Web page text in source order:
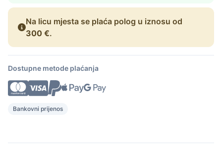
Na licu mjesta se plaća polog u iznosu od
300 €.
Dostupne metode plaćanja
Bankovni prijenos